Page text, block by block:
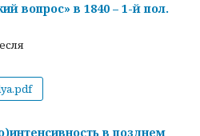
вопрос» в 1840 – 1-й пол.
в позднем